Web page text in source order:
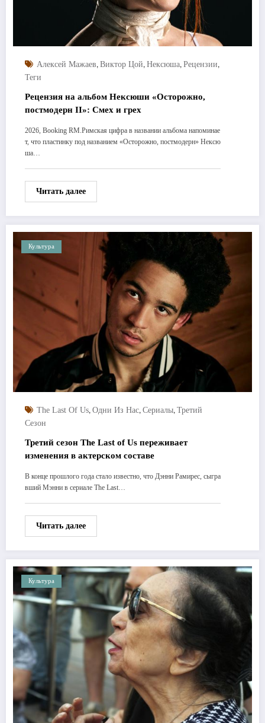
Алексей Мажаев, Виктор Цой, Нексюша, Рецензии,
Теги
Рецензия на альбом Нексюши «Осторожно,
постмодерн II»: Смех и грех
2026, Booking RM.Римская цифра в названии альбома напоминае
т, что пластинку под названием «Осторожно, постмодерн» Нексю
ша…
Читать далее
Культура
The Last Of Us, Одни Из Нас, Сериалы, Третий
Сезон
Третий сезон The Last of Us переживает
изменения в актерском составе
В конце прошлого года стало известно, что Дэнни Рамирес, сыгра
вший Мэнни в сериале The Last…
Читать далее
Культура